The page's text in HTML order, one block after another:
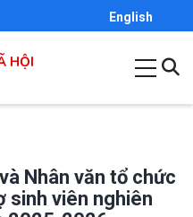
English
HỘI
Nhân văn tổ chức
sinh viên nghiên